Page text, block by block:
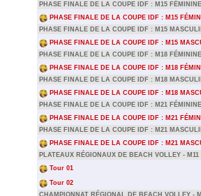
PHASE FINALE DE LA COUPE IDF : M15 FÉMININE
PHASE FINALE DE LA COUPE IDF : M15
PHASE FINALE DE LA COUPE IDF : M15
PHASE FINALE DE LA COUPE IDF : M15
PHASE FINALE DE LA COUPE IDF : M18 FÉMININE
PHASE FINALE DE LA COUPE IDF : M18
PHASE FINALE DE LA COUPE IDF : M18
PHASE FINALE DE LA COUPE IDF : M18
PHASE FINALE DE LA COUPE IDF : M21 FÉMININE
PHASE FINALE DE LA COUPE IDF : M21
PHASE FINALE DE LA COUPE IDF : M21
PHASE FINALE DE LA COUPE IDF : M21
PLATEAUX RÉGIONAUX DE BEACH VOLLEY - M11
Tour 01
Tour 02
CHAMPIONNAT RÉGIONAL DE BEACH VOLLEY -